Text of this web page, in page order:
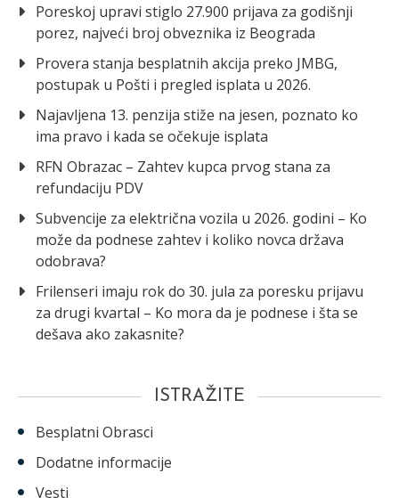
Poreskoj upravi stiglo 27.900 prijava za godišnji
porez, najveći broj obveznika iz Beograda
Provera stanja besplatnih akcija preko JMBG,
postupak u Pošti i pregled isplata u 2026.
Najavljena 13. penzija stiže na jesen, poznato ko
ima pravo i kada se očekuje isplata
RFN Obrazac – Zahtev kupca prvog stana za
refundaciju PDV
Subvencije za električna vozila u 2026. godini – Ko
može da podnese zahtev i koliko novca država
odobrava?
Frilenseri imaju rok do 30. jula za poresku prijavu
za drugi kvartal – Ko mora da je podnese i šta se
dešava ako zakasnite?
ISTRAŽITE
Besplatni Obrasci
Dodatne informacije
Vesti